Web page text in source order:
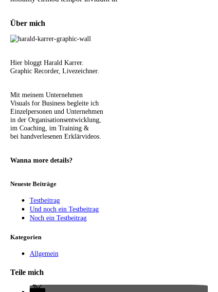
Über mich
Hier bloggt Harald Karrer.
Graphic Recorder, Livezeichner.
Mit meinem Unternehmen
Visuals for Business begleite ich
Einzelpersonen und Unternehmen
in der Organisationsentwicklung,
im Coaching, im Training &
bei handverlesenen Erklärvideos.
Wanna more details?
Neueste Beiträge
Testbeitrag
Und noch ein Testbeitrag
Noch ein Testbeitrag
Kategorien
Allgemein
Teile mich